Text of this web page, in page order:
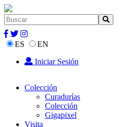
ES
EN
Iniciar Sesión
Colección
Curadurías
Colección
Gigapixel
Visita